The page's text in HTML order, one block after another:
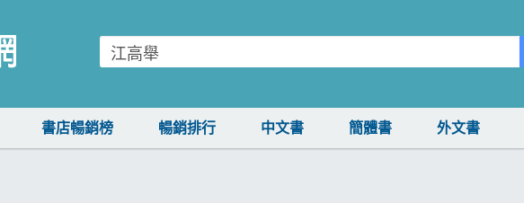
書店暢銷榜 暢銷排行 中文書 簡體書 外文書